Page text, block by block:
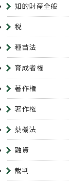
知的財産全般
税
種苗法
育成者権
著作権
著作権
薬機法
融資
裁判